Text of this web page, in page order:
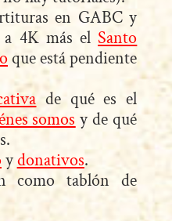
en GABC y
4K más el Santo
que está pendiente
de qué es el
somos y de qué
ydonativos.
como tablón de